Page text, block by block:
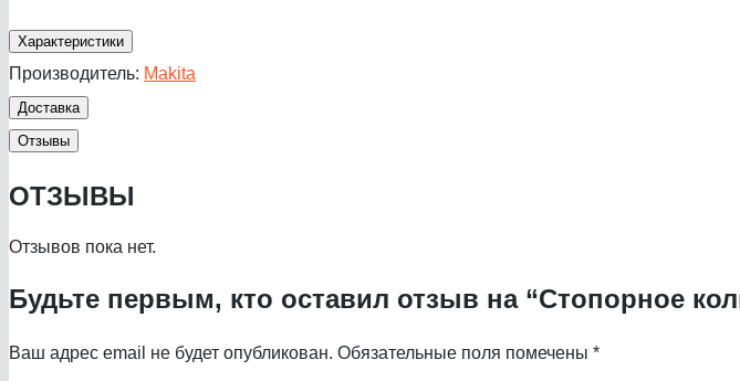
Характеристики
Производитель: Makita
Доставка
Отзывы
ОТЗЫВЫ
Отзывов пока нет.
Будьте первым, кто оставил отзыв на “Стопорное
Ваш адрес email не будет опубликован. Обязательные поля помечены *